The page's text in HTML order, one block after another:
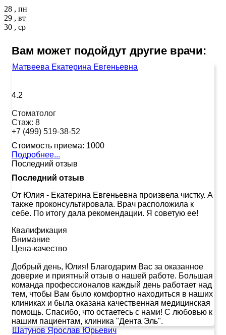
28 , пн
29 , вт
30 , ср
Вам может подойдут другие врачи:
Матвеева Екатерина Евгеньевна
4.2
Стоматолог
Стаж: 8
+7 (499) 519-38-52
Стоимость приема: 1000
Подробнее...
Последний отзыв
Последний отзыв
От Юлия - Екатерина Евгеньевна произвела чистку. А
также проконсультировала. Врач расположила к
себе. По итогу дала рекомендации. Я советую ее!
Квалификация
Внимание
Цена-качество
Добрый день, Юлия! Благодарим Вас за оказанное
доверие и приятный отзыв о нашей работе. Большая
команда профессионалов каждый день работает над
тем, чтобы Вам было комфортно находиться в наших
клиниках и была оказана качественная медицинская
помощь. Спасибо, что остаетесь с нами! С любовью к
нашим пациентам, клиника "Дента Эль".
Шатунов Ярослав Юрьевич